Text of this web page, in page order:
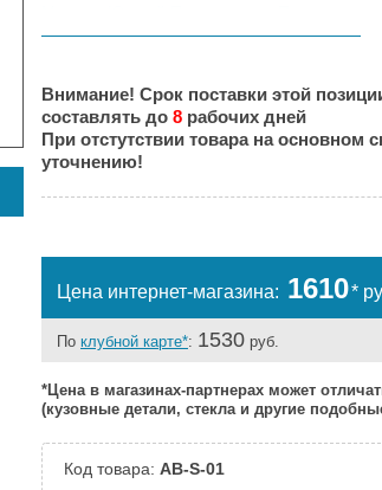
Великий Новгород:
Под заказ
Нальчик:
Под заказ
Самара:
Под заказ
Тверь:
Внимание! Срок поставки этой
составлять до 8 рабочих дней
При отстутствии товара на основном
уточнению!
Цена интернет-магазина: 1610*
По клубной карте*: 1530 руб.
*Цена в магазинах-партнерах может
(кузовные детали, стекла и другие
Код товара: AB-S-01